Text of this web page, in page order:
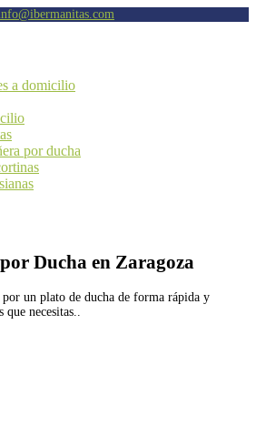
a domicilio
por ducha
Ducha en Zaragoza
por un plato de ducha de forma rápida y
necesitas.